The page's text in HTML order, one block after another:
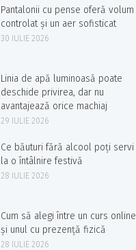
Pantalonii cu pense oferă volum
controlat și un aer sofisticat
30 IULIE 2026
Linia de apă luminoasă poate
deschide privirea, dar nu
avantajează orice machiaj
29 IULIE 2026
Ce băuturi fără alcool poți servi
la o întâlnire festivă
28 IULIE 2026
Cum să alegi între un curs online
și unul cu prezență fizică
28 IULIE 2026